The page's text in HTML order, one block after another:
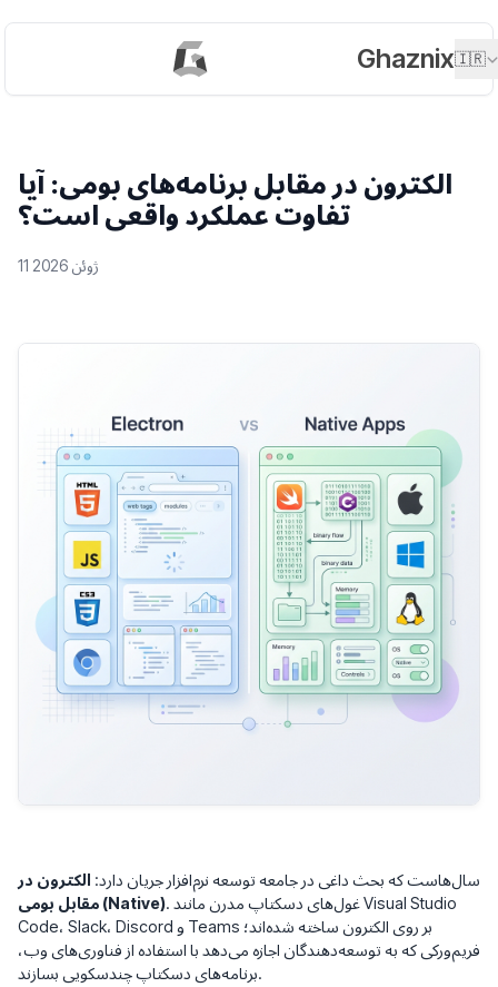
Ghaznix🇮🇷
الکترون در مقابل برنامه‌های بومی: آیا
تفاوت عملکرد واقعی است؟
11 ژوئن 2026
سال‌هاست که بحث داغی در جامعه توسعه نرم‌افزار جریان دارد: الکترون در
مقابل بومی (Native). غول‌های دسکتاپ مدرن مانند Visual Studio
Code، Slack، Discord و Teams بر روی الکترون ساخته شده‌اند؛
فریم‌ورکی که به توسعه‌دهندگان اجازه می‌دهد با استفاده از فناوری‌های وب،
برنامه‌های دسکتاپ چندسکویی بسازند.